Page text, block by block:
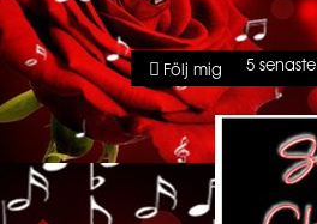
Följ mig 5 senaste